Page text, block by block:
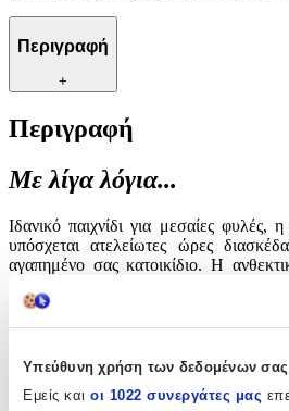
Υπεύθυνη χρήση των δεδομένων σας
Εμείς και οι 1022 συνεργάτες μας
Περιγραφή
+
Περιγραφή
Με λίγα λόγια...
Ιδανικό παιχνίδι για μεσαίες φυλές,
υπόσχεται ατελείωτες ώρες
αγαπημένο σας κατοικίδιο. Η
απαιτητικούς σκύλους,
σωματικής και ψυχικής υγείας του
ενισχύοντας το δέσιμο ανάμεσα
χώρους, αποτελεί μια ασφαλή και